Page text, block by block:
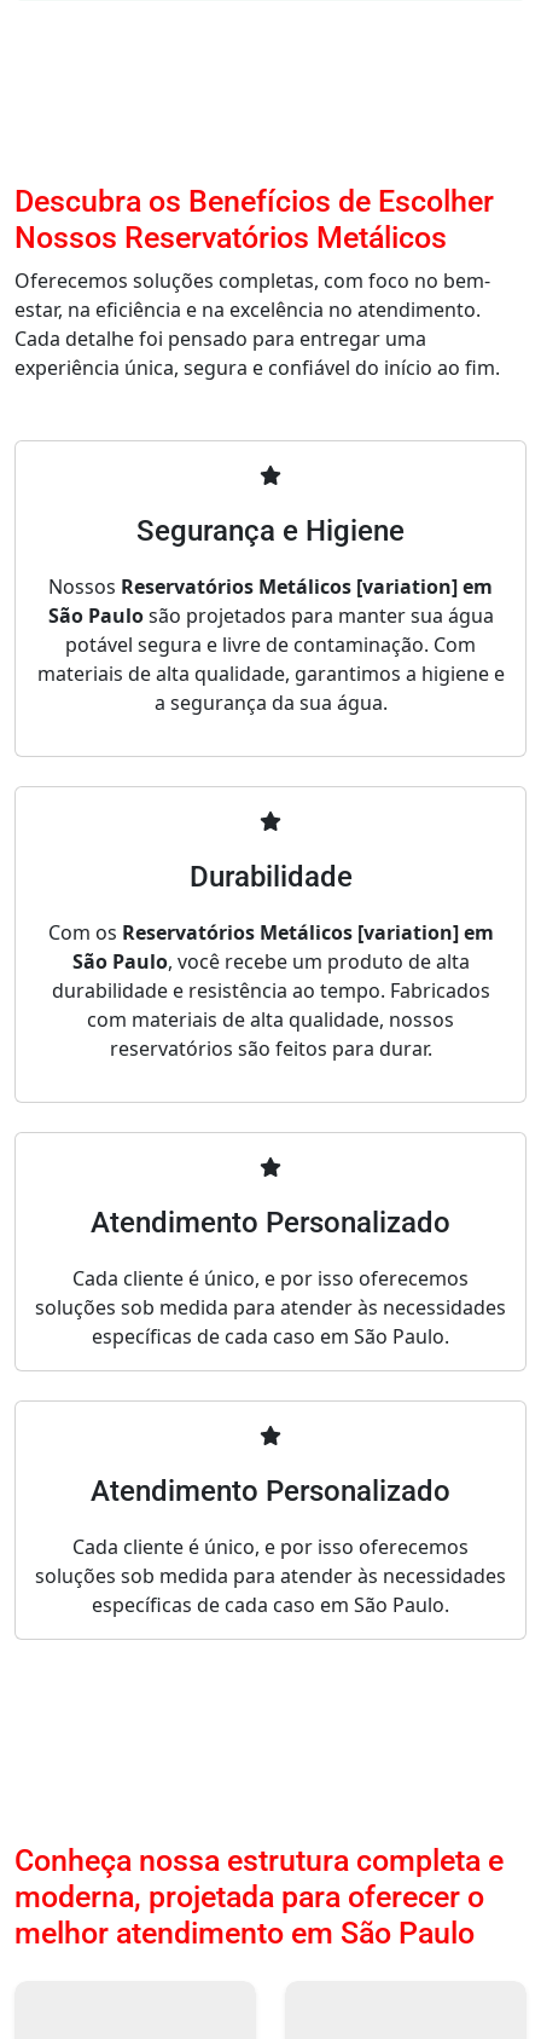
Descubra os Benefícios de Escolher
Nossos Reservatórios Metálicos
Oferecemos soluções completas, com foco no bem-
estar, na eficiência e na excelência no atendimento.
Cada detalhe foi pensado para entregar uma
experiência única, segura e confiável do início ao fim.
Segurança e Higiene
Nossos Reservatórios Metálicos [variation] em
São Paulosão projetados para manter sua água
potável segura e livre de contaminação. Com
materiais de alta qualidade, garantimos a higiene e
a segurança da sua água.
Durabilidade
Com os Reservatórios Metálicos [variation] em
São Paulo, você recebe um produto de alta
durabilidade e resistência ao tempo. Fabricados
com materiais de alta qualidade, nossos
reservatórios são feitos para durar.
Atendimento Personalizado
Cada cliente é único, e por isso oferecemos
soluções sob medida para atender às necessidades
específicas de cada caso em São Paulo.
Atendimento Personalizado
Cada cliente é único, e por isso oferecemos
soluções sob medida para atender às necessidades
específicas de cada caso em São Paulo.
Conheça nossa estrutura completa e
moderna, projetada para oferecer o
melhor atendimento em São Paulo